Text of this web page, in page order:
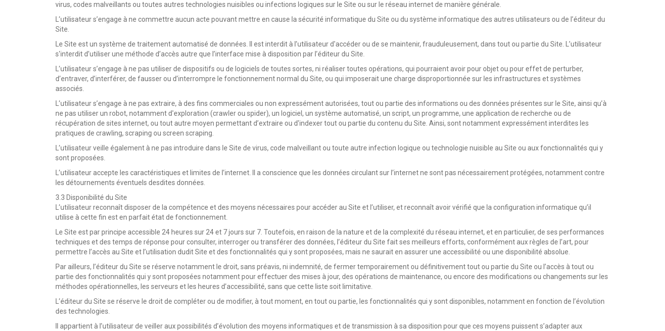
virus, codes malveillants ou toutes autres technologies nuisibles ou infections logiques sur le Site ou sur le réseau internet de manière générale.
L’utilisateur s’engage à ne commettre aucun acte pouvant mettre en cause la sécurité informatique du Site ou du système informatique des autres utilisateurs ou de l’éditeur du
Site.
Le Site est un système de traitement automatisé de données. Il est interdit à l’utilisateur d'accéder ou de se maintenir, frauduleusement, dans tout ou partie du Site. L’utilisateur
s'interdit d’utiliser une méthode d’accès autre que l’interface mise à disposition par l’éditeur du Site.
L’utilisateur s’engage à ne pas utiliser de dispositifs ou de logiciels de toutes sortes, ni réaliser toutes opérations, qui pourraient avoir pour objet ou pour effet de perturber,
d’entraver, d’interférer, de fausser ou d’interrompre le fonctionnement normal du Site, ou qui imposerait une charge disproportionnée sur les infrastructures et systèmes
associés.
L’utilisateur s’engage à ne pas extraire, à des fins commerciales ou non expressément autorisées, tout ou partie des informations ou des données présentes sur le Site, ainsi qu’à
ne pas utiliser un robot, notamment d'exploration (crawler ou spider), un logiciel, un système automatisé, un script, un programme, une application de recherche ou de
récupération de sites internet, ou tout autre moyen permettant d’extraire ou d'indexer tout ou partie du contenu du Site. Ainsi, sont notamment expressément interdites les
pratiques de crawling, scraping ou screen scraping.
L’utilisateur veille également à ne pas introduire dans le Site de virus, code malveillant ou toute autre infection logique ou technologie nuisible au Site ou aux fonctionnalités qui y
sont proposées.
L’utilisateur accepte les caractéristiques et limites de l’internet. Il a conscience que les données circulant sur l’internet ne sont pas nécessairement protégées, notamment contre
les détournements éventuels desdites données.
3.3 Disponibilité du Site
L’utilisateur reconnaît disposer de la compétence et des moyens nécessaires pour accéder au Site et l’utiliser, et reconnaît avoir vérifié que la configuration informatique qu’il
utilise à cette fin est en parfait état de fonctionnement.
Le Site est par principe accessible 24 heures sur 24 et 7 jours sur 7. Toutefois, en raison de la nature et de la complexité du réseau internet, et en particulier, de ses performances
techniques et des temps de réponse pour consulter, interroger ou transférer des données, l’éditeur du Site fait ses meilleurs efforts, conformément aux règles de l’art, pour
permettre l’accès au Site et l’utilisation dudit Site et des fonctionnalités qui y sont proposées, mais ne saurait en assurer une accessibilité ou une disponibilité absolue.
Par ailleurs, l’éditeur du Site se réserve notamment le droit, sans préavis, ni indemnité, de fermer temporairement ou définitivement tout ou partie du Site ou l’accès à tout ou
partie des fonctionnalités qui y sont proposées notamment pour effectuer des mises à jour, des opérations de maintenance, ou encore des modifications ou changements sur les
méthodes opérationnelles, les serveurs et les heures d’accessibilité, sans que cette liste soit limitative.
L’éditeur du Site se réserve le droit de compléter ou de modifier, à tout moment, en tout ou partie, les fonctionnalités qui y sont disponibles, notamment en fonction de l’évolution
des technologies.
Il appartient à l’utilisateur de veiller aux possibilités d’évolution des moyens informatiques et de transmission à sa disposition pour que ces moyens puissent s’adapter aux